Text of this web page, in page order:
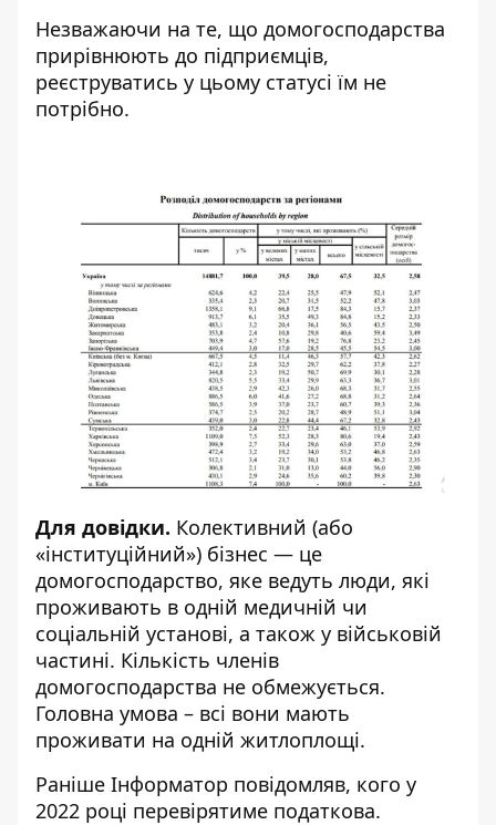
Незважаючи на те, що домогосподарства
прирівнюють до підприємців,
реєструватись у цьому статусі їм не
потрібно.
Для довідки. Колективний (або
«інституційний») бізнес — це
домогосподарство, яке ведуть люди, які
проживають в одній медичній чи
соціальній установі, а також у військовій
частині. Кількість членів
домогосподарства не обмежується.
Головна умова – всі вони мають
проживати на одній житлоплощі.
Раніше Інформатор повідомляв, кого у
2022 році перевірятиме податкова.